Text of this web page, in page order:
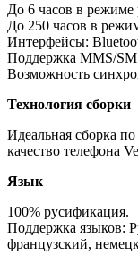
До 6 часов в режиме
До 250 часов в
Интерфейсы:
Поддержка MMS/
Возможность
Технология сборки
Идеальная сборка
качество телефона
Язык
100% русификация.
Поддержка языков:
французский,